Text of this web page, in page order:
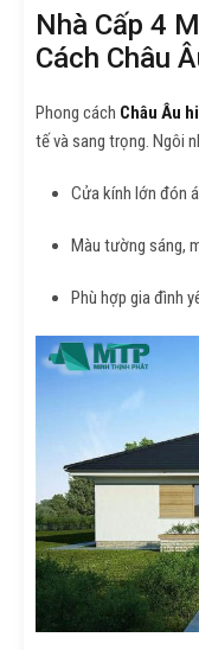
Nhà Cấp 4
Cách Châu
Phong cách Châu Âu
tế và sang trọng. Ngôi
Cửa kính lớn đón
Màu tường sáng,
Phù hợp gia đình